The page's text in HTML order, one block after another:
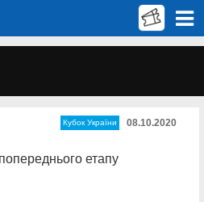
Кубок України 08.10.2020